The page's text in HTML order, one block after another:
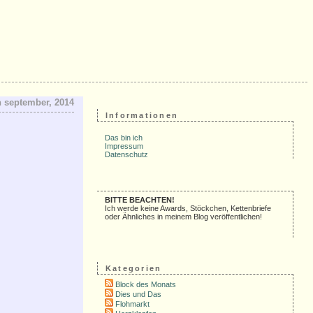
2014
Informationen
Das bin ich
Impressum
Datenschutz
BITTE BEACHTEN!
Ich werde keine Awards, Stöckchen, Kettenbriefe
oder Ähnliches in meinem Blog veröffentlichen!
Kategorien
Block des Monats
Dies und Das
Flohmarkt